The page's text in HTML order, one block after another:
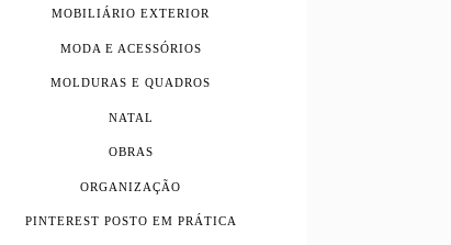
MOBILIÁRIO EXTERIOR
MODA E ACESSÓRIOS
MOLDURAS E QUADROS
NATAL
OBRAS
ORGANIZAÇÃO
PINTEREST POSTO EM PRÁTICA